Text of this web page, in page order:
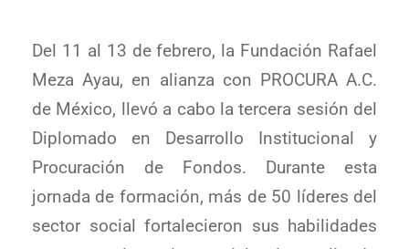
Del 11 al 13 de febrero, la Fundación Rafael
Meza Ayau, en alianza con PROCURA A.C.
de México, llevó a cabo la tercera sesión del
Diplomado en Desarrollo Institucional y
Procuración de Fondos. Durante esta
jornada de formación, más de 50 líderes del
sector social fortalecieron sus habilidades